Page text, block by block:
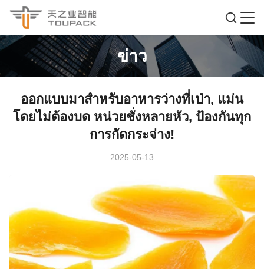
ข่าว
ออกแบบมาสําหรับอาหารว่างที่เป่า, แม่น
โดยไม่ต้องบด หน่วยชั่งหลายหัว, ป้องกันทุก
การกัดกระจ่าง!
2025-05-13